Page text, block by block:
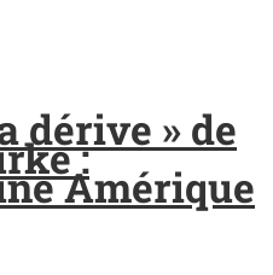
dérive » de
:
Amérique